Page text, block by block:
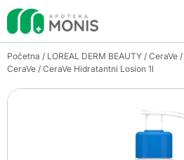
Početna / LOREAL DERM BEAUTY / CeraVe /
CeraVe / CeraVe Hidratantni Losion 1l